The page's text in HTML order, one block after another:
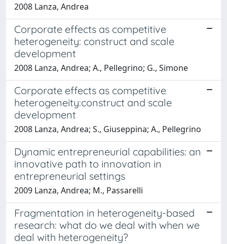
2008 Lanza, Andrea
Corporate effects as competitive
heterogeneity: construct and scale
development
2008 Lanza, Andrea; A., Pellegrino; G., Simone
Corporate effects as competitive
heterogeneity:construct and scale
development
2008 Lanza, Andrea; S., Giuseppina; A., Pellegrino
Dynamic entrepreneurial capabilities: an
innovative path to innovation in
entrepreneurial settings
2009 Lanza, Andrea; M., Passarelli
Fragmentation in heterogeneity-based
research: what do we deal with when we
deal with heterogeneity?